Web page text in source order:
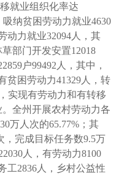
就业组织化率达
纳贫困劳动力就业4630
动力就业32094人，其
部门开发安置12018
户99492人，其中，
贫困劳动力41329人，转
实现有劳动力和有转移
全州开展农村劳动力各
万人次的65.77%；其
，完成目标任务数9.5万
人，有劳动力8100
工2836人，乡村公益性